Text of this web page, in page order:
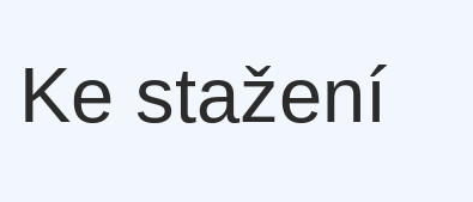
Ke stažení